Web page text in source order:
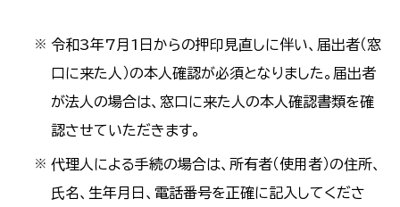
※ 令和3年7月1日からの押印見直しに伴い、届出者（窓
口に来た人）の本人確認が必須となりました。届出者
が法人の場合は、窓口に来た人の本人確認書類を確
認させていただきます。
※ 代理人による手続の場合は、所有者（使用者）の住所、
氏名、生年月日、電話番号を正確に記入してくださ